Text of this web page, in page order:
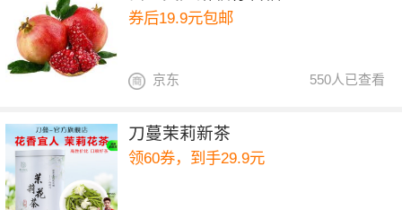
券后19.9元包邮
550人已查看
京东
刀蔓茉莉新茶
领60券，到手29.9元